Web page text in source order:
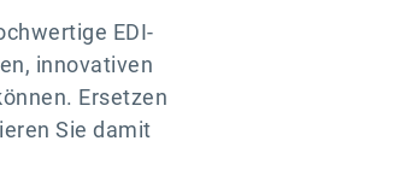
EDI-
innovativen
Ersetzen
Sie damit